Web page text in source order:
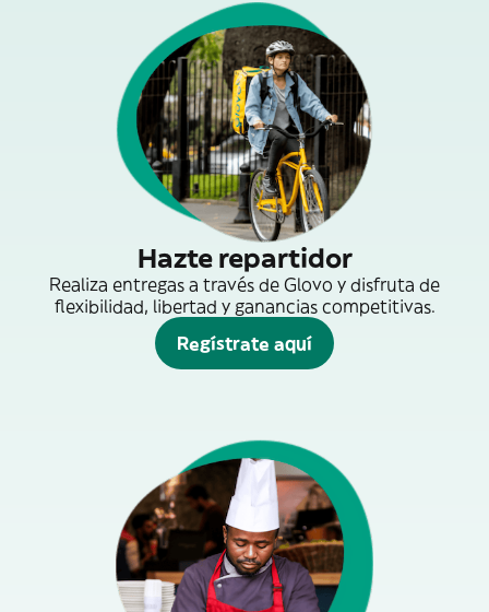
Hazte repartidor
Realiza entregas a través de Glovo y disfruta de
flexibilidad, libertad y ganancias competitivas.
Regístrate aquí